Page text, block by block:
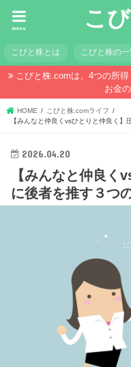
こ
menu
こびと株とは こびと株の一
こびと株.comは、4つの所
お金
HOME
こびと株.comライフ
【みんなと仲良くvsひとりと仲良く】
2026.04.20
【みんなと仲良く
に後者を推す３つ